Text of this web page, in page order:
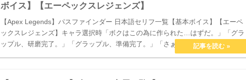
ボイス】【エーペックスレジェンズ】
【Apex Legends】パスファインダー 日本語セリフ一覧【基本ボイス】【エーペ
ックスレジェンズ】キャラ選択時「ボクはこの為に作られた…はずだ。」「グラ
ップル、研磨完了。」「グラップル、準備完了。」「さぁ行こう、絶対勝つ